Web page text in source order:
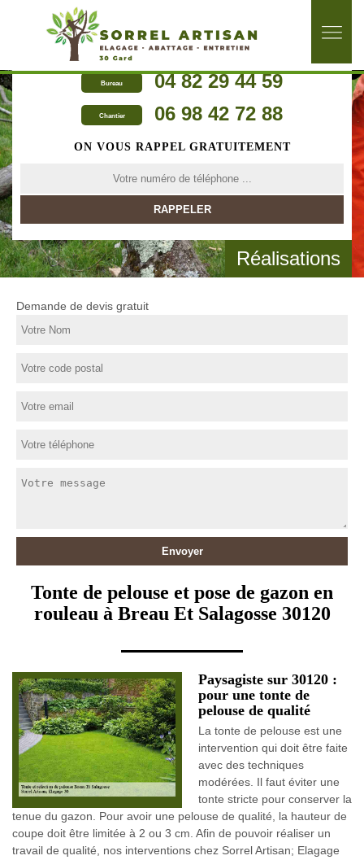
Bureau 04 82 29 44 59
Chantier 06 98 42 72 88
ON VOUS RAPPEL GRATUITEMENT
Réalisations
Demande de devis gratuit
Tonte de pelouse et pose de gazon en
rouleau à Breau Et Salagosse 30120
Paysagiste sur 30120 :
pour une tonte de
pelouse de qualité
La tonte de pelouse est une
intervention qui doit être faite
avec des techniques
modérées. Il faut éviter une
tonte stricte pour conserver la
tenue du gazon. Pour avoir une pelouse de qualité, la hauteur de
coupe doit être limitée à 2 ou 3 cm. Afin de pouvoir réaliser un
travail de qualité, nos interventions chez Sorrel Artisan; Elagage